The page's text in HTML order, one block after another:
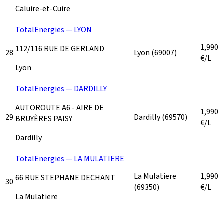
Caluire-et-Cuire
28
TotalEnergies — LYON
112/116 RUE DE GERLAND
Lyon
Lyon (69007)
1,990
€/L
29
TotalEnergies — DARDILLY
AUTOROUTE A6 - AIRE DE
BRUYÈRES PAISY
Dardilly
Dardilly(69570)
1,990
€/L
30
TotalEnergies — LA MULATIERE
66 RUE STEPHANE DECHANT
La Mulatiere
La Mulatiere
(69350)
1,990
€/L